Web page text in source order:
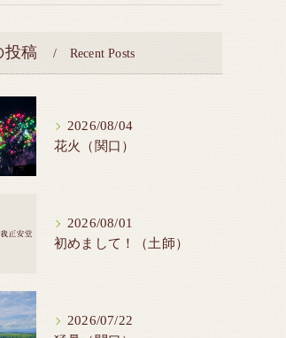
投稿 Recent Posts
2026/08/04
花火（関口）
2026/08/01
初めまして！（土師）
2026/07/22